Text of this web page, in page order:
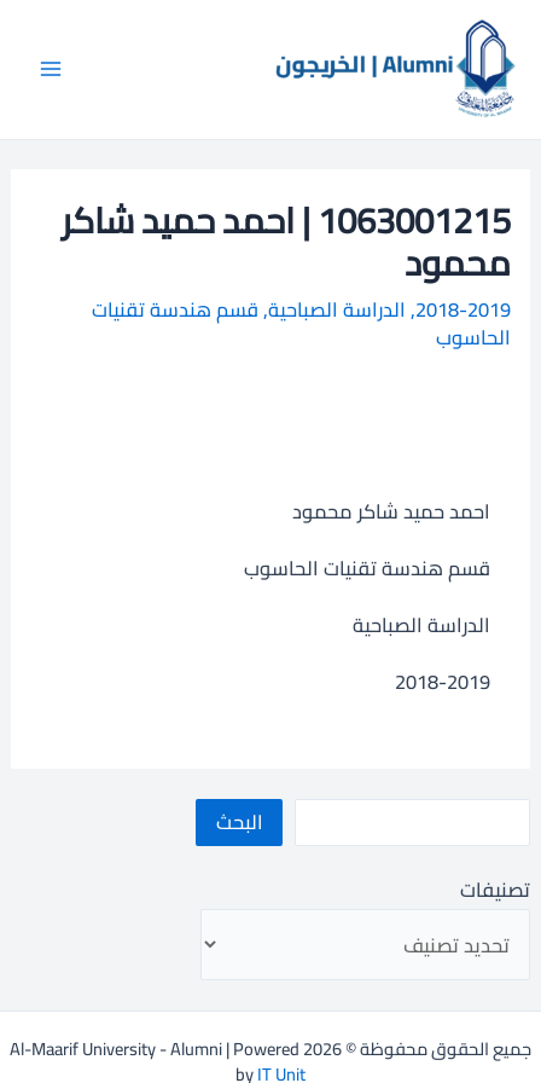
المحتوى
البحث
تصنيفات
1063001215 | احمد حميد شاكر
محمود
2018-2019
, الدراسة الصباحية,قسم هندسة تقنيات
الحاسوب
احمد حميد شاكر محمود
قسم هندسة تقنيات الحاسوب
الدراسة الصباحية
2018-2019
جميع الحقوق محفوظة © 2026 Al-Maarif University - Alumni | Powered
byIT Unit